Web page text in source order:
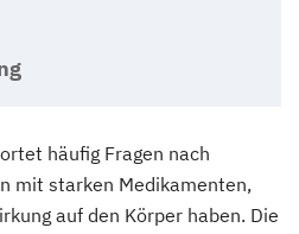
häufig Fragen nach
mit starken Medikamenten,
auf den Körper haben. Die